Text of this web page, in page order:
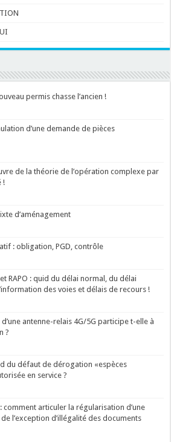
permis chasse l’ancien !
d’une demande de pièces
de la théorie de l’opération complexe par
!
d’aménagement
: obligation, PGD, contrôle
RAPO : quid du délai normal, du délai
des voies et délais de recours !
antenne-relais 4G/5G participe t-elle à
?
du défaut de dérogation «espèces
en service ?
comment articuler la régularisation d’une
l’exception d’illégalité des documents